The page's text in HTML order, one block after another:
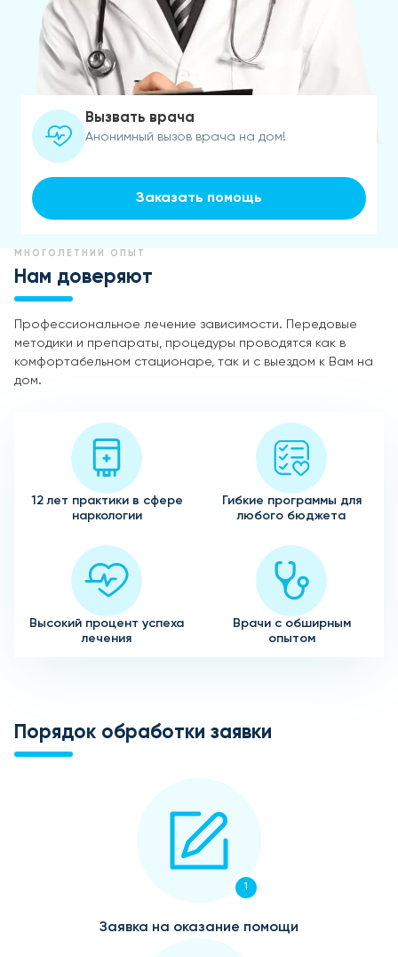
Вызвать врача
Анонимный вызов врача на дом!
Заказать помощь
МНОГОЛЕТНИЙ ОПЫТ
Нам доверяют
Профессиональное лечение зависимости. Передовые
методики и препараты, процедуры проводятся как в
комфортабельном стационаре, так и с выездом к Вам на
дом.
12 лет практики в сфере
наркологии
Гибкие программы для
любого бюджета
Высокий процент успеха
лечения
Врачи с обширным
опытом
Порядок обработки заявки
1
Заявка на оказание помощи